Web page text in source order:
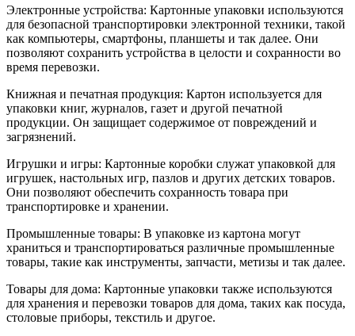
Электронные устройства: Картонные упаковки используются
для безопасной транспортировки электронной техники, такой
как компьютеры, смартфоны, планшеты и так далее. Они
позволяют сохранить устройства в целости и сохранности во
время перевозки.
Книжная и печатная продукция: Картон используется для
упаковки книг, журналов, газет и другой печатной
продукции. Он защищает содержимое от повреждений и
загрязнений.
Игрушки и игры: Картонные коробки служат упаковкой для
игрушек, настольных игр, пазлов и других детских товаров.
Они позволяют обеспечить сохранность товара при
транспортировке и хранении.
Промышленные товары: В упаковке из картона могут
храниться и транспортироваться различные промышленные
товары, такие как инструменты, запчасти, метизы и так далее.
Товары для дома: Картонные упаковки также используются
для хранения и перевозки товаров для дома, таких как посуда,
столовые приборы, текстиль и другое.